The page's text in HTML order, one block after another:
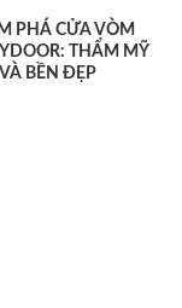
PHÁ CỬA VÒM
THẨM MỸ
VÀ BỀN ĐẸP